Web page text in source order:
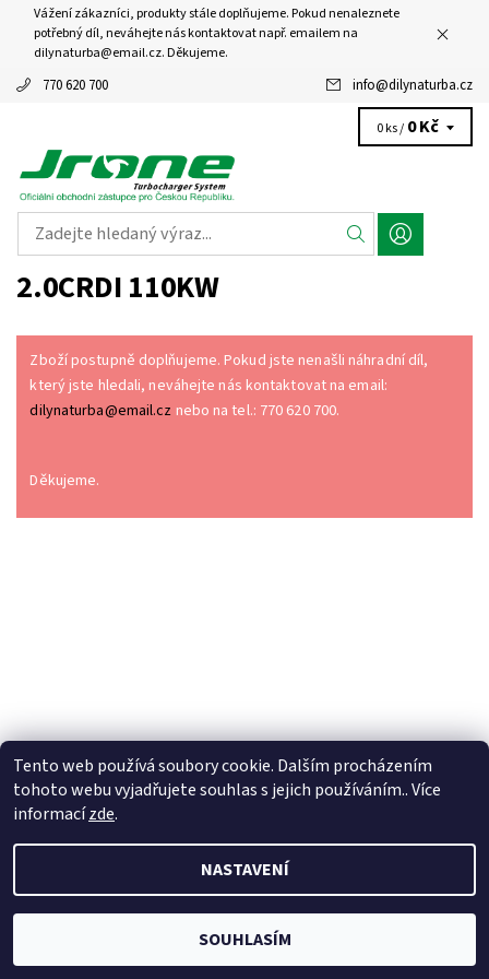
Vážení zákazníci, produkty stále doplňujeme. Pokud nenaleznete
potřebný díl, neváhejte nás kontaktovat např. emailem na
dilynaturba@email.cz. Děkujeme.
770 620 700 info@dilynaturba.cz
0 ks / 0 Kč
2.0CRDI 110KW
Zboží postupně doplňujeme. Pokud jste nenašli náhradní díl,
který jste hledali, neváhejte nás kontaktovat na email:
dilynaturba@email.cz nebo na tel.: 770 620 700.
Děkujeme.
2026 © Dilynaturba.cz, všechna práva vyhrazena
nastavení cookies
Vytvořil Shoptet
Tento web používá soubory cookie. Dalším procházením
tohoto webu vyjadřujete souhlas s jejich používáním.. Více
informacízde.
NASTAVENÍ
SOUHLASÍM